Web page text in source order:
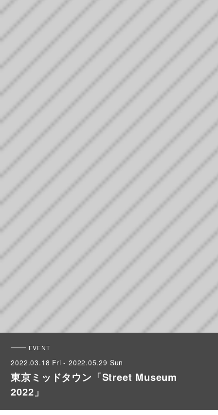
東京ミッドタウン「Street Museum
2022」
2022.03.18 Fri - 2022.05.29 Sun
EVENT